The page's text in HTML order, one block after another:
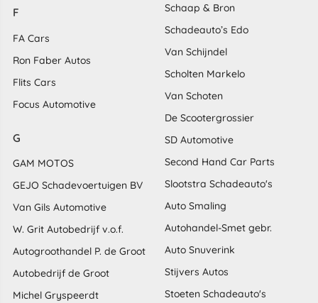
F
FA Cars
Ron Faber Autos
Flits Cars
Focus Automotive
G
GAM MOTOS
GEJO Schadevoertuigen BV
Van Gils Automotive
W. Grit Autobedrijf v.o.f.
Autogroothandel P. de Groot
Autobedrijf de Groot
Michel Gryspeerdt
Schaap & Bron
Schadeauto’s Edo
Van Schijndel
Scholten Markelo
Van Schoten
De Scootergrossier
SD Automotive
Second Hand Car Parts
Slootstra Schadeauto's
Auto Smaling
Autohandel-Smet gebr.
Auto Snuverink
Stijvers Autos
Stoeten Schadeauto's